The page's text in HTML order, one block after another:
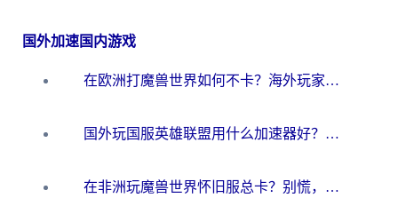
国外加速国内游戏
在欧洲打魔兽世界如何不卡？海外玩家的国服游戏加速终极攻略
国外玩国服英雄联盟用什么加速器好？海外党亲测有效的国服游戏加速指南
在非洲玩魔兽世界怀旧服总卡？别慌，这份指南帮你丝滑开荒